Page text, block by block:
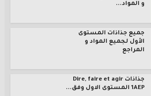
و المواد...
جميع جذاذات المستوى
الأول لجميع المواد و
المراجع
جذاذات Dire, faire et agir
1AEP المستوى الاول وفق...